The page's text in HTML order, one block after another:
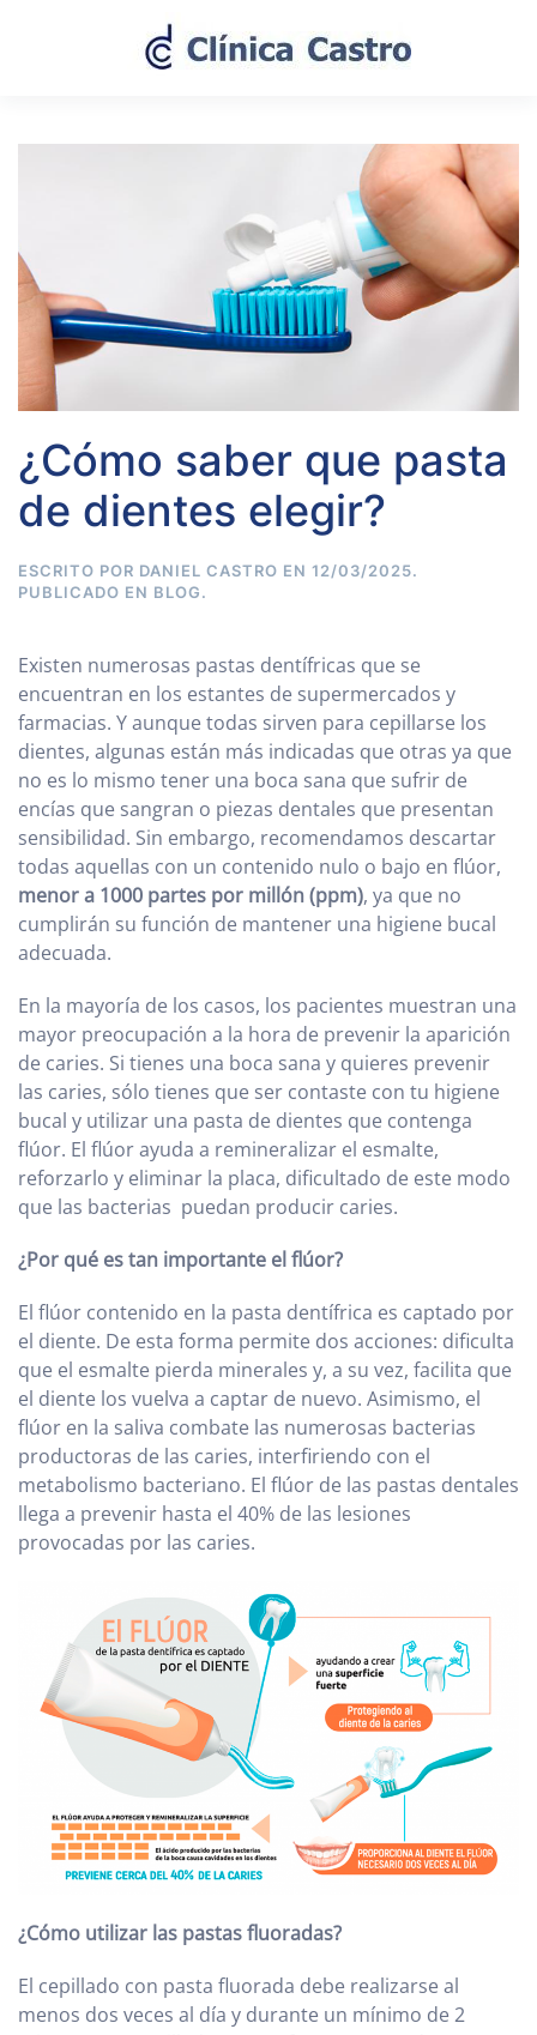
¿Cómo saber que pasta
de dientes elegir?
ESCRITO POR DANIEL CASTRO EN 12/03/2025.
PUBLICADO EN BLOG.
Existen numerosas pastas dentífricas que se
encuentran en los estantes de supermercados y
farmacias. Y aunque todas sirven para cepillarse los
dientes, algunas están más indicadas que otras ya que
no es lo mismo tener una boca sana que sufrir de
encías que sangran o piezas dentales que presentan
sensibilidad. Sin embargo, recomendamos descartar
todas aquellas con un contenido nulo o bajo en flúor,
menor a 1000 partes por millón (ppm), ya que no
cumplirán su función de mantener una higiene bucal
adecuada.
En la mayoría de los casos, los pacientes muestran una
mayor preocupación a la hora de prevenir la aparición
de caries. Si tienes una boca sana y quieres prevenir
las caries, sólo tienes que ser contaste con tu higiene
bucal y utilizar una pasta de dientes que contenga
flúor. El flúor ayuda a remineralizar el esmalte,
reforzarlo y eliminar la placa, dificultado de este modo
que las bacterias puedan producir caries.
¿Por qué es tan importante el flúor?
El flúor contenido en la pasta dentífrica es captado por
el diente. De esta forma permite dos acciones: dificulta
que el esmalte pierda minerales y, a su vez, facilita que
el diente los vuelva a captar de nuevo. Asimismo, el
flúor en la saliva combate las numerosas bacterias
productoras de las caries, interfiriendo con el
metabolismo bacteriano. El flúor de las pastas dentales
llega a prevenir hasta el 40% de las lesiones
provocadas por las caries.
¿Cómo utilizar las pastas fluoradas?
El cepillado con pasta fluorada debe realizarse al
menos dos veces al día y durante un mínimo de 2